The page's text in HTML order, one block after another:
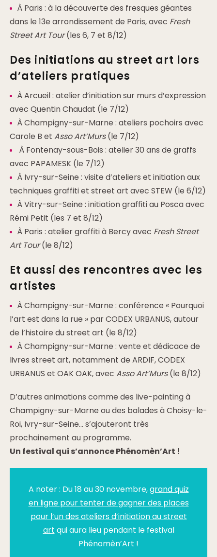
À Paris : à la découverte des fresques géantes
dans le 13e arrondissement de Paris, avec Fresh
Street Art Tour(les 6, 7 et 8/12)
Des initiations au street art lors
d’ateliers pratiques
À Arcueil : atelier d’initiation sur murs d’expression
avec Quentin Chaudat (le 7/12)
À Champigny-sur-Marne : ateliers pochoirs avec
Carole B et Asso Art’Murs(le 7/12)
À Fontenay-sous-Bois : atelier 30 ans de graffs
avec PAPAMESK (le 7/12)
À Ivry-sur-Seine : visite d’ateliers et initiation aux
techniques graffiti et street art avec STEW (le 6/12)
À Vitry-sur-Seine : initiation graffiti au Posca avec
Rémi Petit (les 7 et 8/12)
À Paris : atelier graffiti à Bercy avec Fresh Street
Art Tour(le 8/12)
Et aussi des rencontres avec les
artistes
À Champigny-sur-Marne : conférence « Pourquoi
l’art est dans la rue » par CODEX URBANUS, autour
de l’histoire du street art (le 8/12)
À Champigny-sur-Marne : vente et dédicace de
livres street art, notamment de ARDIF, CODEX
URBANUS et OAK OAK, avec Asso Art’Murs(le 8/12)
D’autres animations comme des live-painting à
Champigny-sur-Marne ou des balades à Choisy-le-
Roi, Ivry-sur-Seine… s’ajouteront très
prochainement au programme.
Un festival qui s’annonce Phénomèn’Art !
A noter : Du 18 au 30 novembre,grand quiz
en ligne pour tenter de gagner des places
pour l’un des ateliers d’initiation au street
art qui aura lieu pendant le festival
Phénomèn’Art !